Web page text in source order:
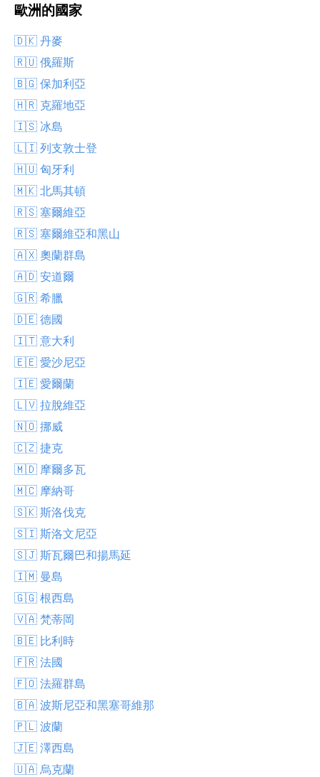
歐洲的國家
🇩🇰 丹麥
🇷🇺 俄羅斯
🇧🇬 保加利亞
🇭🇷 克羅地亞
🇮🇸 冰島
🇱🇮 列支敦士登
🇭🇺 匈牙利
🇲🇰 北馬其頓
🇷🇸 塞爾維亞
🇷🇸 塞爾維亞和黑山
🇦🇽 奧蘭群島
🇦🇩 安道爾
🇬🇷 希臘
🇩🇪 德國
🇮🇹 意大利
🇪🇪 愛沙尼亞
🇮🇪 愛爾蘭
🇱🇻 拉脫維亞
🇳🇴 挪威
🇨🇿 捷克
🇲🇩 摩爾多瓦
🇲🇨 摩納哥
🇸🇰 斯洛伐克
🇸🇮 斯洛文尼亞
🇸🇯 斯瓦爾巴和揚馬延
🇮🇲 曼島
🇬🇬 根西島
🇻🇦 梵蒂岡
🇧🇪 比利時
🇫🇷 法國
🇫🇴 法羅群島
🇧🇦 波斯尼亞和黑塞哥維那
🇵🇱 波蘭
🇯🇪 澤西島
🇺🇦 烏克蘭